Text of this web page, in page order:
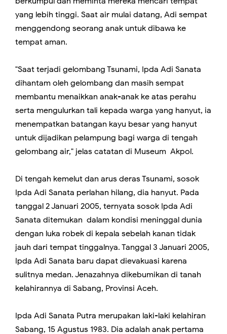
yang lebih tinggi. Saat air mulai datang, Adi sempat
menggendong seorang anak untuk dibawa ke
tempat aman.
"Saat terjadi gelombang Tsunami, Ipda Adi Sanata
dihantam oleh gelombang dan masih sempat
membantu menaikkan anak-anak ke atas perahu
serta mengulurkan tali kepada warga yang hanyut, ia
menempatkan batangan kayu besar yang hanyut
untuk dijadikan pelampung bagi warga di tengah
gelombang air," jelas catatan di Museum Akpol.
Di tengah kemelut dan arus deras Tsunami, sosok
Ipda Adi Sanata perlahan hilang, dia hanyut. Pada
tanggal 2 Januari 2005, ternyata sosok Ipda Adi
Sanata ditemukan dalam kondisi meninggal dunia
dengan luka robek di kepala sebelah kanan tidak
jauh dari tempat tinggalnya. Tanggal 3 Januari 2005,
Ipda Adi Sanata baru dapat dievakuasi karena
sulitnya medan. Jenazahnya dikebumikan di tanah
kelahirannya di Sabang, Provinsi Aceh.
Ipda Adi Sanata Putra merupakan laki-laki kelahiran
Sabang, 15 Agustus 1983. Dia adalah anak pertama